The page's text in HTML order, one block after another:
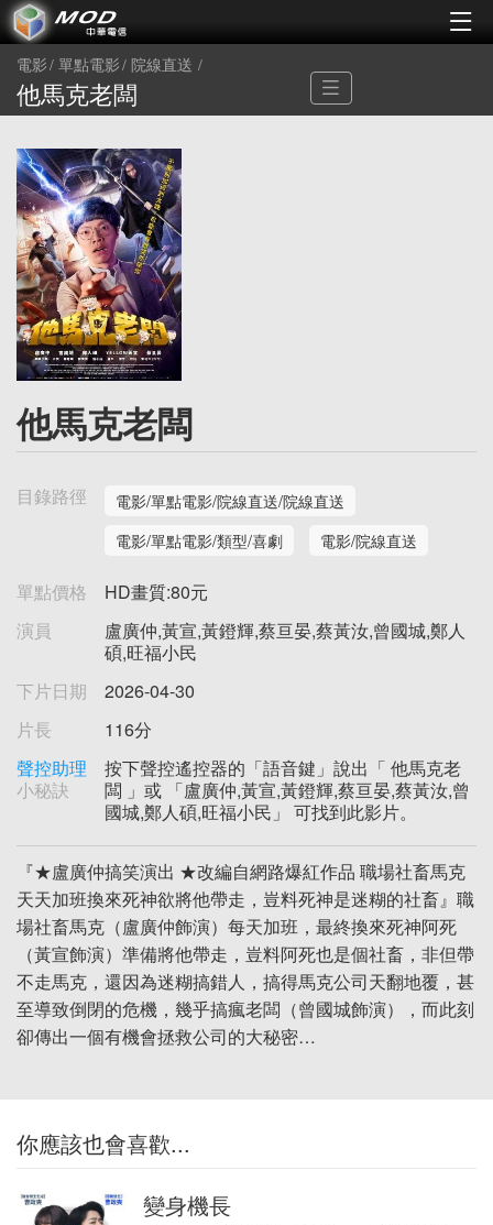
電影 單點電影 院線直送
他馬克老闆
他馬克老闆
目錄路徑
電影/單點電影/院線直送/院線直送
電影/單點電影/類型/喜劇
電影/院線直送
單點價格
HD畫質:80元
演員
盧廣仲,黃宣,黃鐙輝,蔡亘晏,蔡黃汝,曾國城,鄭人
碩,旺福小民
下片日期
2026-04-30
片長
116分
聲控助理
小秘訣
按下聲控遙控器的「語音鍵」說出「 他馬克老
闆 」或 「盧廣仲,黃宣,黃鐙輝,蔡亘晏,蔡黃汝,曾
國城,鄭人碩,旺福小民」 可找到此影片。
『★盧廣仲搞笑演出 ★改編自網路爆紅作品 職場社畜馬克
天天加班換來死神欲將他帶走，豈料死神是迷糊的社畜』職
場社畜馬克（盧廣仲飾演）每天加班，最終換來死神阿死
（黃宣飾演）準備將他帶走，豈料阿死也是個社畜，非但帶
不走馬克，還因為迷糊搞錯人，搞得馬克公司天翻地覆，甚
至導致倒閉的危機，幾乎搞瘋老闆（曾國城飾演），而此刻
卻傳出一個有機會拯救公司的大秘密…
你應該也會喜歡...
變身機長